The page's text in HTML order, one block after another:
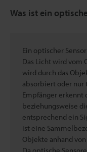
Was ist ein
Ein optischer
Das Licht wird vom
wird durch das
absorbiert oder
Empfänger erkennt
beziehungsweise
entsprechend ein
ist eine
Objekte anhand